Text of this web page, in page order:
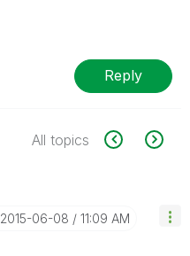
Reply
All topics
‎2015-06-08 11:09 AM